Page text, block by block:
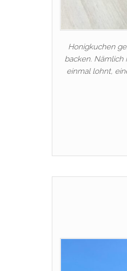
Honigkuchen
backen. Nämlich
einmal lohnt,